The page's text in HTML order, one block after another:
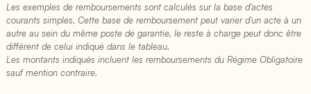
Les exemples de remboursements sont calculés sur la base d'actes
courants simples. Cette base de remboursement peut varier d'un acte à un
autre au sein du même poste de garantie, le reste à charge peut donc être
différent de celui indiqué dans le tableau.
Les montants indiqués incluent les remboursements du Régime Obligatoire
sauf mention contraire.